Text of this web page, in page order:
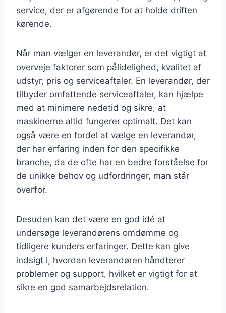
service, der er afgørende for at holde driften
kørende.
Når man vælger en leverandør, er det vigtigt at
overveje faktorer som pålidelighed, kvalitet af
udstyr, pris og serviceaftaler. En leverandør, der
tilbyder omfattende serviceaftaler, kan hjælpe
med at minimere nedetid og sikre, at
maskinerne altid fungerer optimalt. Det kan
også være en fordel at vælge en leverandør,
der har erfaring inden for den specifikke
branche, da de ofte har en bedre forståelse for
de unikke behov og udfordringer, man står
overfor.
Desuden kan det være en god idé at
undersøge leverandørens omdømme og
tidligere kunders erfaringer. Dette kan give
indsigt i, hvordan leverandøren håndterer
problemer og support, hvilket er vigtigt for at
sikre en god samarbejdsrelation.